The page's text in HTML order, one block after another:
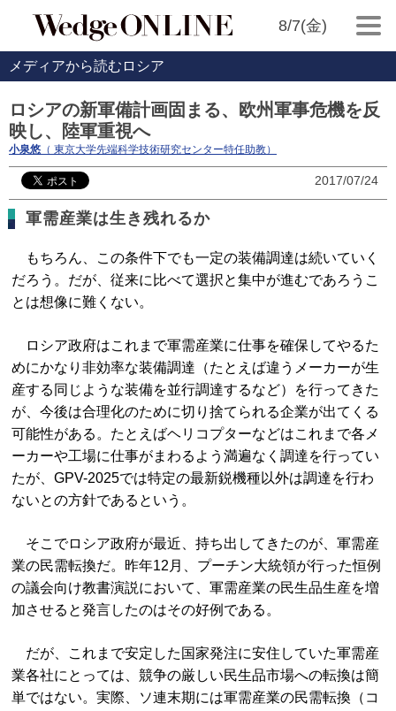
8/7(金)
メディアから読むロシア
ロシアの新軍備計画固まる、欧州軍事危機を反
映し、陸軍重視へ
小泉悠 （ 東京大学先端科学技術研究センター特任助教）
2017/07/24
軍需産業は生き残れるか
もちろん、この条件下でも一定の装備調達は続いていく
だろう。だが、従来に比べて選択と集中が進むであろうこ
とは想像に難くない。
ロシア政府はこれまで軍需産業に仕事を確保してやるた
めにかなり非効率な装備調達（たとえば違うメーカーが生
産する同じような装備を並行調達するなど）を行ってきた
が、今後は合理化のために切り捨てられる企業が出てくる
可能性がある。たとえばヘリコプターなどはこれまで各メ
ーカーや工場に仕事がまわるよう満遍なく調達を行ってい
たが、GPV-2025では特定の最新鋭機種以外は調達を行わ
ないとの方針であるという。
そこでロシア政府が最近、持ち出してきたのが、軍需産
業の民需転換だ。昨年12月、プーチン大統領が行った恒例
の議会向け教書演説において、軍需産業の民生品生産を増
加させると発言したのはその好例である。
だが、これまで安定した国家発注に安住していた軍需産
業各社にとっては、競争の厳しい民生品市場への転換は簡
単ではない。実際、ソ連末期には軍需産業の民需転換（コ